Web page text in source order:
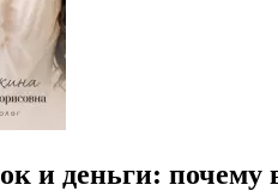
и деньги: почему